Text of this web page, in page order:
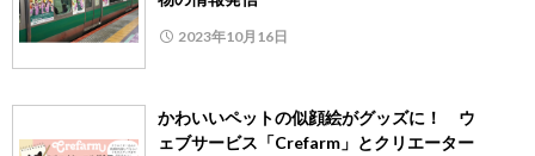
2023年10月16日
かわいいペットの似顔絵がグッズに！ ウ
ェブサービス「Crefarm」とクリエーター